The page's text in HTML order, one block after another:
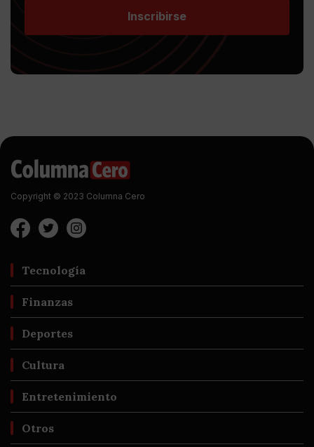
Inscribirse
Copyright © 2023 Columna Cero
Tecnología
Finanzas
Deportes
Cultura
Entretenimiento
Otros